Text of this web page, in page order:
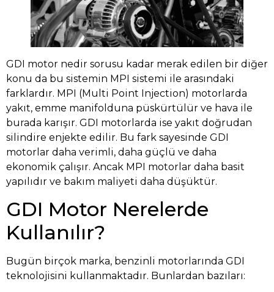
GDI motor nedir sorusu kadar merak edilen bir diğer
konu da bu sistemin MPI sistemi ile arasındaki
farklardır. MPI (Multi Point Injection) motorlarda
yakıt, emme manifolduna püskürtülür ve hava ile
burada karışır. GDI motorlarda ise yakıt doğrudan
silindire enjekte edilir. Bu fark sayesinde GDI
motorlar daha verimli, daha güçlü ve daha
ekonomik çalışır. Ancak MPI motorlar daha basit
yapılıdır ve bakım maliyeti daha düşüktür.
GDI Motor Nerelerde
Kullanılır?
Bugün birçok marka, benzinli motorlarında GDI
teknolojisini kullanmaktadır. Bunlardan bazıları: